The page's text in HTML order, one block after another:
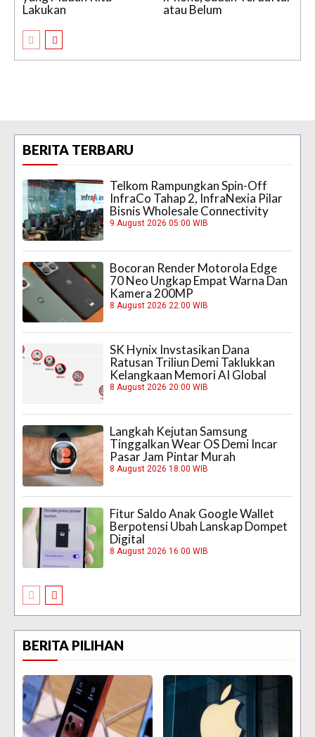
Lakukan
atau Belum
BERITA TERBARU
Telkom Rampungkan Spin-Off
InfraCo Tahap 2, InfraNexia Pilar
Bisnis Wholesale Connectivity
9 August 2026 05:00 WIB
Bocoran Render Motorola Edge
70 Neo Ungkap Empat Warna Dan
Kamera 200MP
8 August 2026 22:00 WIB
SK Hynix Invstasikan Dana
Ratusan Triliun Demi Taklukkan
Kelangkaan Memori AI Global
8 August 2026 20:00 WIB
Langkah Kejutan Samsung
Tinggalkan Wear OS Demi Incar
Pasar Jam Pintar Murah
8 August 2026 18:00 WIB
Fitur Saldo Anak Google Wallet
Berpotensi Ubah Lanskap Dompet
Digital
8 August 2026 16:00 WIB
BERITA PILIHAN